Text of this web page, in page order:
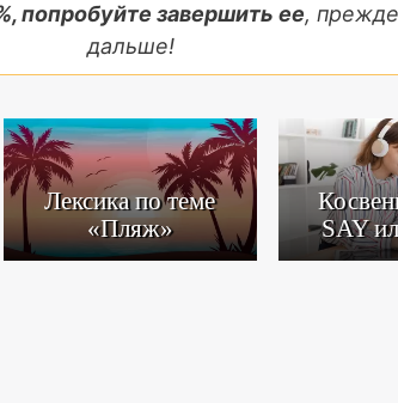
попробуйте завершить ее,
дальше!
Лексика по теме
«Пляж»
SAY